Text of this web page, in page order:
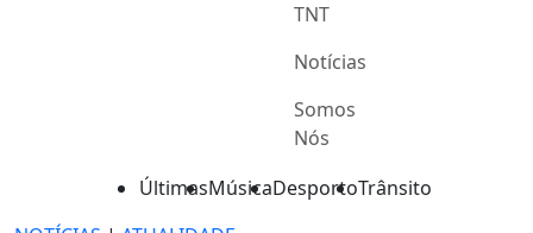
TNT
Notícias
Somos
Nós
ÚltimasMúsicaDesportoTrânsito